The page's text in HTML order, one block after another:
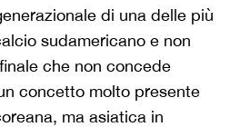
di una delle più
sudamericano e non
che non concede
concetto molto presente
ma asiatica in